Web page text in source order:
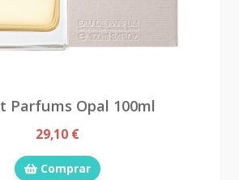
Parfums Opal 100ml
29,10 €
Comprar